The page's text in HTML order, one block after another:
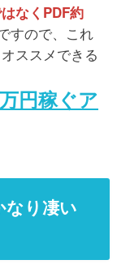
なくPDF約
すので、これ
ススメできる
円稼ぐア
り凄い